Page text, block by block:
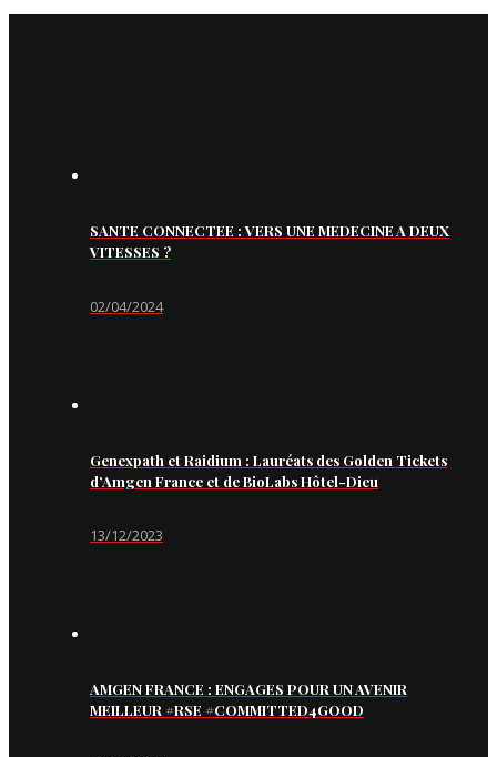
SANTE CONNECTEE : VERS UNE MEDECINE A DEUX
VITESSES ?
02/04/2024
Genexpath et Raidium : Lauréats des Golden Tickets
d’Amgen France et de BioLabs Hôtel-Dieu
13/12/2023
AMGEN FRANCE : ENGAGES POUR UN AVENIR
MEILLEUR #RSE #COMMITTED4GOOD